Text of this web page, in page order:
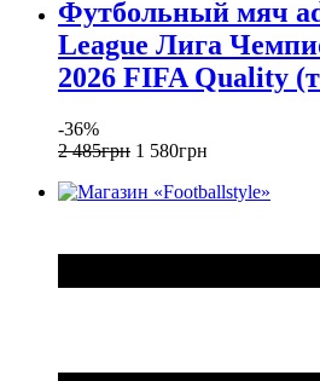
Футбольный мяч
League Лига
2026 FIFA Quality
-36%
2 485грн 1 580грн